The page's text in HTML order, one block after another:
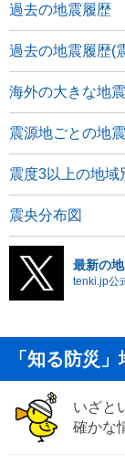
過去の地震履歴
過去の地震履歴(
海外の大きな地震
震源地ごとの地
震度3以上の地域
震央分布図
最新の
tenki.jp公
「知る防災
いざと
確かな